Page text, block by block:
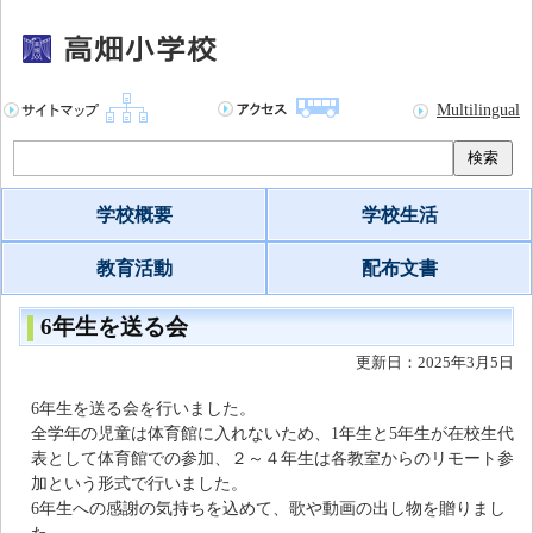
Multilingual
検索
学校概要 学校生活
教育活動 配布文書
6年生を送る会
更新日：2025年3月5日
6年生を送る会を行いました。
全学年の児童は体育館に入れないため、1年生と5年生が在校生代
表として体育館での参加、２～４年生は各教室からのリモート参
加という形式で行いました。
6年生への感謝の気持ちを込めて、歌や動画の出し物を贈りまし